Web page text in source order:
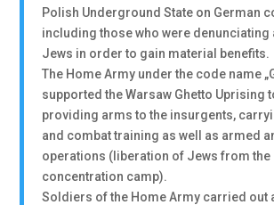
Polish Underground State on German
including those who were
Jews in order to gain material benefits.
The Home Army under the code name
supported the Warsaw Ghetto Uprising
providing arms to the insurgents,
and combat training as well as armed
operations (liberation of Jews from the
concentration camp).
Soldiers of the Home Army carried out